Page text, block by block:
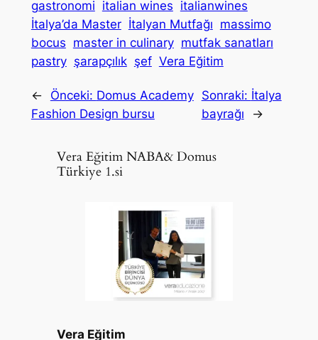
gastronomi italian wines italianwines
İtalya’da Master İtalyan Mutfağı massimo
bocus master in culinary mutfak sanatları
pastry şarapçılık şef Vera Eğitim
← Önceki: Domus Academy
Fashion Design bursu
Sonraki: İtalya
bayrağı
→
Vera Eğitim NABA& Domus
Türkiye 1.si
Vera Eğitim